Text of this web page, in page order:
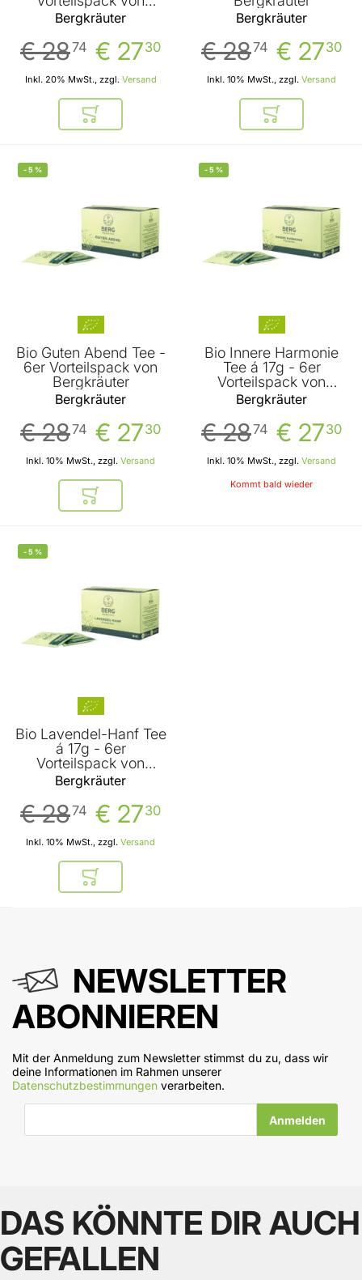
Bergkräuter
Bergkräuter
€ 2730
€ 2874
Inkl. 20% MwSt., zzgl. Versand
In den Warenkorb
Bergkräuter
€ 2730
€ 2874
Inkl. 10% MwSt., zzgl. Versand
In den
-5 %
Bio Guten Abend Tee -
6er Vorteilspack von
Bergkräuter
Bergkräuter
€ 2730
€ 2874
Inkl. 10% MwSt., zzgl. Versand
In den Warenkorb
-5 %
Bio Innere Harmonie
Tee á 17g - 6er
Vorteilspack von
Bergkräuter
Bergkräuter
€ 2730
€ 2874
Inkl. 10% MwSt., zzgl. Versand
Kommt bald wieder
-5 %
Bio Lavendel-Hanf Tee
á 17g - 6er
Vorteilspack von
Bergkräuter
Bergkräuter
€ 2730
€ 2874
Inkl. 10% MwSt., zzgl. Versand
In den Warenkorb
NEWSLETTER
ABONNIEREN
Mit der Anmeldung zum Newsletter stimmst du zu, dass wir
deine Informationen im Rahmen unserer
Datenschutzbestimmungen verarbeiten.
E-Mail-Adresse
DAS KÖNNTE DIR AUCH
GEFALLEN